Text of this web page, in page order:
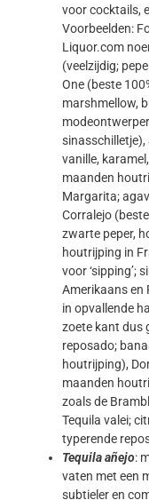
voor cocktails,
Voorbeelden:
Liquor.com
(veelzijdig;
One (beste
marshmellow,
vanille,
maanden
Margarita;
Corralejo
zwarte peper,
houtrijping in
voor ‘sipping’;
Amerikaans en
in opvallende
zoete kant dus
reposado;
houtrijping),
maanden
zoals de
Tequila valei;
typerende
Tequila añejo:
vaten met een
subtieler en